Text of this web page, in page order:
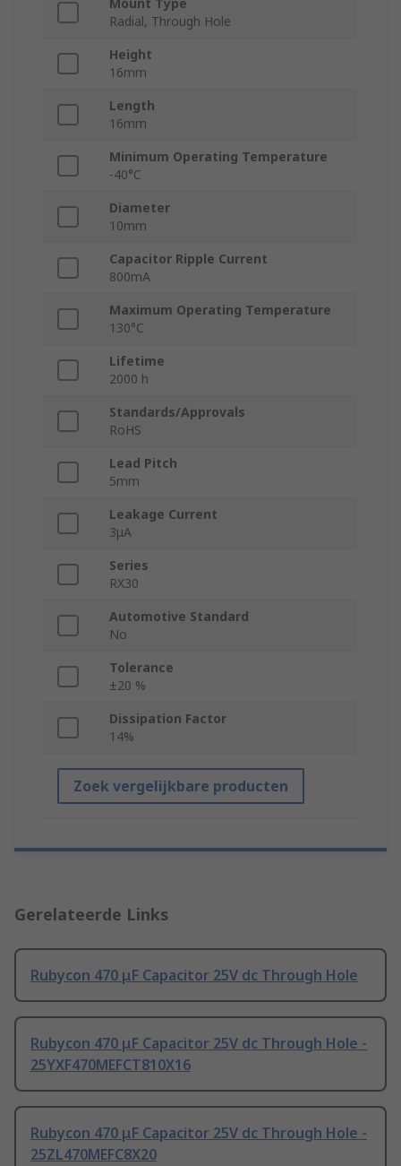
Mount Type
Radial, Through Hole
Height
16mm
Length
16mm
Minimum Operating Temperature
-40°C
Diameter
10mm
Capacitor Ripple Current
800mA
Maximum Operating Temperature
130°C
Lifetime
2000 h
Standards/Approvals
RoHS
Lead Pitch
5mm
Leakage Current
3μA
Series
RX30
Automotive Standard
No
Tolerance
±20 %
Dissipation Factor
14%
Zoek vergelijkbare producten
Gerelateerde Links
Rubycon 470 μF Capacitor 25V dc Through Hole
Rubycon 470 μF Capacitor 25V dc Through Hole -
25YXF470MEFCT810X16
Rubycon 470 μF Capacitor 25V dc Through Hole -
25ZL470MEFC8X20